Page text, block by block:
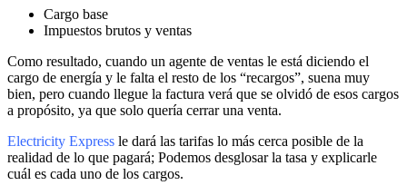
Cargo base
Impuestos brutos y ventas
Como resultado, cuando un agente de ventas le está diciendo el
cargo de energía y le falta el resto de los “recargos”, suena muy
bien, pero cuando llegue la factura verá que se olvidó de esos cargos
a propósito, ya que solo quería cerrar una venta.
Electricity Express le dará las tarifas lo más cerca posible de la
realidad de lo que pagará; Podemos desglosar la tasa y explicarle
cuál es cada uno de los cargos.